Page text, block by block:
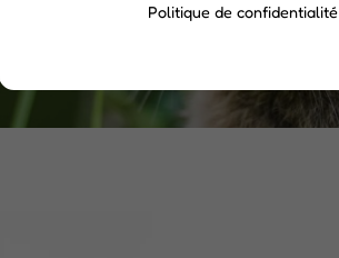
Politique de confidentialité